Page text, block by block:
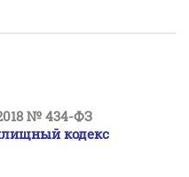
№ 434-ФЗ
кодекс